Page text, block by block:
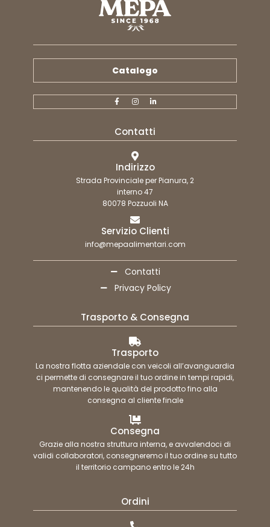
Catalogo
Contatti
Indirizzo
Strada Provinciale per Pianura, 2
interno 47
80078 Pozzuoli NA
Servizio Clienti
info@mepaalimentari.com
Contatti
Privacy Policy
Trasporto & Consegna
Trasporto
La nostra flotta aziendale con veicoli all’avanguardia
ci permette di consegnare il tuo ordine in tempi rapidi,
mantenendo le qualità del prodotto fino alla
consegna al cliente finale
Consegna
Grazie alla nostra struttura interna, e avvalendoci di
validi collaboratori, consegneremo il tuo ordine su tutto
il territorio campano entro le 24h
Ordini